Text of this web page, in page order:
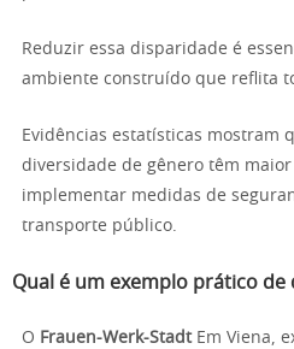
Reduzir essa disparidade é
ambiente construído que reflita
Evidências estatísticas mostram
diversidade de gênero têm
implementar medidas de
transporte público.
Qual é um exemplo prático de
O Frauen-Werk-StadtEm Viena,